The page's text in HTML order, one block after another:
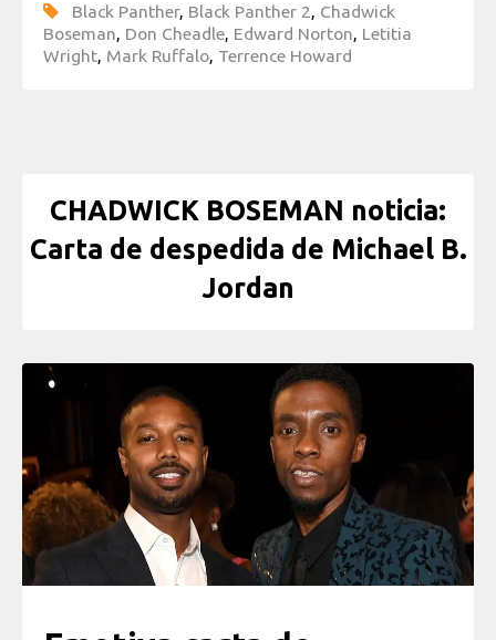
Black Panther, Black Panther 2, Chadwick
Boseman, Don Cheadle, Edward Norton, Letitia
Wright, Mark Ruffalo, Terrence Howard
CHADWICK BOSEMAN noticia:
Carta de despedida de Michael B.
Jordan